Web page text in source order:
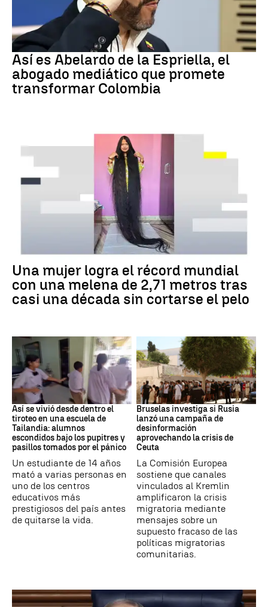
Colombia
Así es Abelardo de la Espriella, el
abogado mediático que promete
transformar Colombia
RÉCORD GUINNESS
Una mujer logra el récord mundial
con una melena de 2,71 metros tras
casi una década sin cortarse el pelo
Tiroteo
Así se vivió desde dentro el
tiroteo en una escuela de
Tailandia: alumnos
escondidos bajo los pupitres y
pasillos tomados por el pánico
Un estudiante de 14 años
mató a varias personas en
uno de los centros
educativos más
prestigiosos del país antes
de quitarse la vida.
Desinformación rusa
Bruselas investiga si Rusia
lanzó una campaña de
desinformación
aprovechando la crisis de
Ceuta
La Comisión Europea
sostiene que canales
vinculados al Kremlin
amplificaron la crisis
migratoria mediante
mensajes sobre un
supuesto fracaso de las
políticas migratorias
comunitarias.